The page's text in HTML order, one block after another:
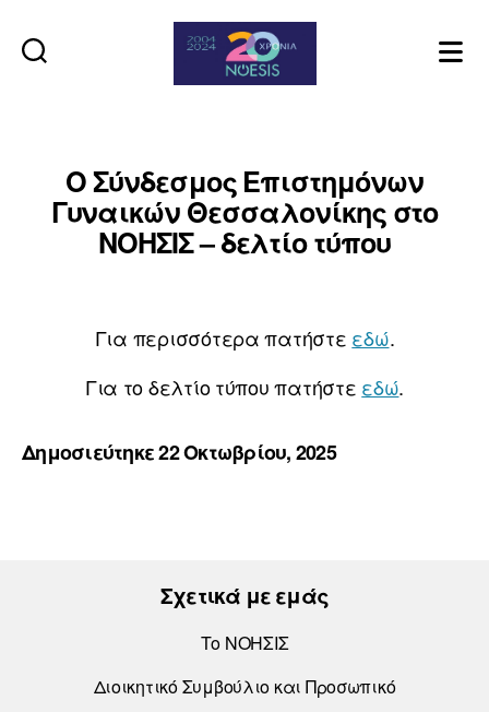
Ο Σύνδεσμος Επιστημόνων
Γυναικών Θεσσαλονίκης στο
ΝΟΗΣΙΣ – δελτίο τύπου
Για περισσότερα πατήστε εδώ.
Για το δελτίο τύπου πατήστε εδώ.
Δημοσιεύτηκε 22 Οκτωβρίου, 2025
Σχετικά με εμάς
Το ΝΟΗΣΙΣ
Διοικητικό Συμβούλιο και Προσωπικό